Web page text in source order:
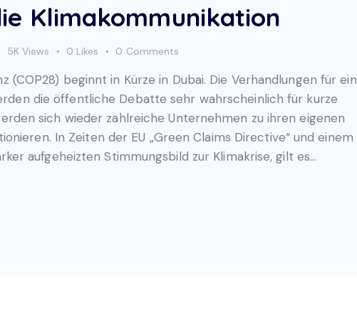
Klimakommunikation
5K Views 0 Likes 0 Comments
(COP28) beginnt in Kürze in Dubai. Die Verhandlungen für ein
die öffentliche Debatte sehr wahrscheinlich für kurze
sich wieder zahlreiche Unternehmen zu ihren eigenen
In Zeiten der EU „Green Claims Directive“ und einem
aufgeheizten Stimmungsbild zur Klimakrise, gilt es…